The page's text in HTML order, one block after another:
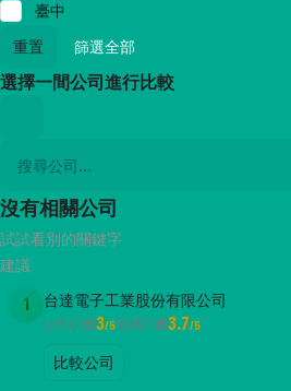
臺中
重置
篩選全部
選擇一間公司進行比較
沒有相關公司
試試看別的關鍵字
建議
1 台達電子工業股份有限公司
公司評價3/5面試評價3.7/5
比較公司